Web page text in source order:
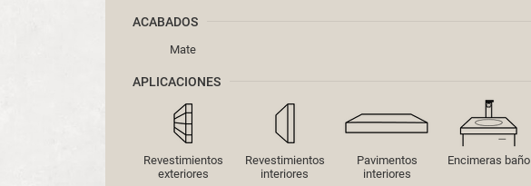
ACABADOS
Mate
APLICACIONES
Revestimientos
exteriores
Revestimientos
interiores
Pavimentos
interiores
Encimeras baño